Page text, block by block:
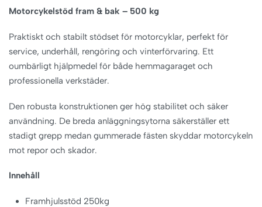
Motorcykelstöd fram & bak – 500 kg
Praktiskt och stabilt stödset för motorcyklar, perfekt för
service, underhåll, rengöring och vinterförvaring. Ett
oumbärligt hjälpmedel för både hemmagaraget och
professionella verkstäder.
Den robusta konstruktionen ger hög stabilitet och säker
användning. De breda anläggningsytorna säkerställer ett
stadigt grepp medan gummerade fästen skyddar motorcykeln
mot repor och skador.
Innehåll
Framhjulsstöd 250kg